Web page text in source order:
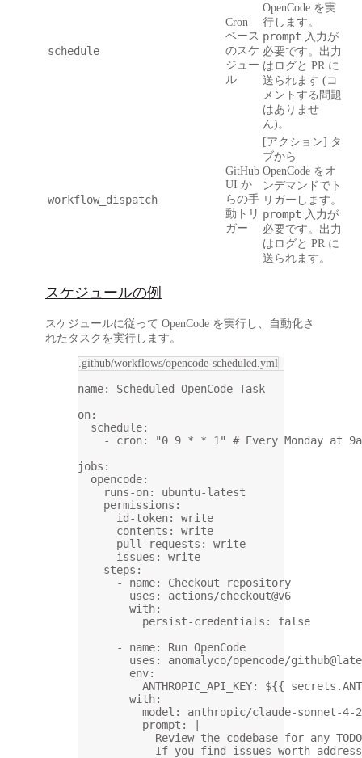
schedule
Cron
ベース
のスケ
ジュー
ル
OpenCode を実
行します。
prompt 入力が
必要です。出力
はログと PR に
送られます (コ
メントする問題
はありませ
ん)。
workflow_dispatch
GitHub
UI か
らの手
動トリ
ガー
[アクション] タ
ブから
OpenCode をオ
ンデマンドでト
リガーします。
prompt 入力が
必要です。出力
はログと PR に
送られます。
スケジュールの例
スケジュールに従って OpenCode を実行し、自動化さ
れたタスクを実行します。
.github/workflows/opencode-scheduled.yml
name: Scheduled OpenCode Task
on:
schedule:
- cron: "0 9 * * 1"
# Every Monday at
jobs :
opencode:
runs-on: ubuntu-latest
permissions :
id-token: write
contents : write
pull-requests : write
issues : write
steps :
- name: Checkout repository
uses : actions/checkout@v6
with:
persist-credentials : false
- name: Run OpenCode
uses : anomalyco/opencode/
env:
ANTHROPIC_API_KEY: ${{
with:
model : anthropic/claude-sonnet-4-
prompt :
Review the codebase for any
If you find issues worth